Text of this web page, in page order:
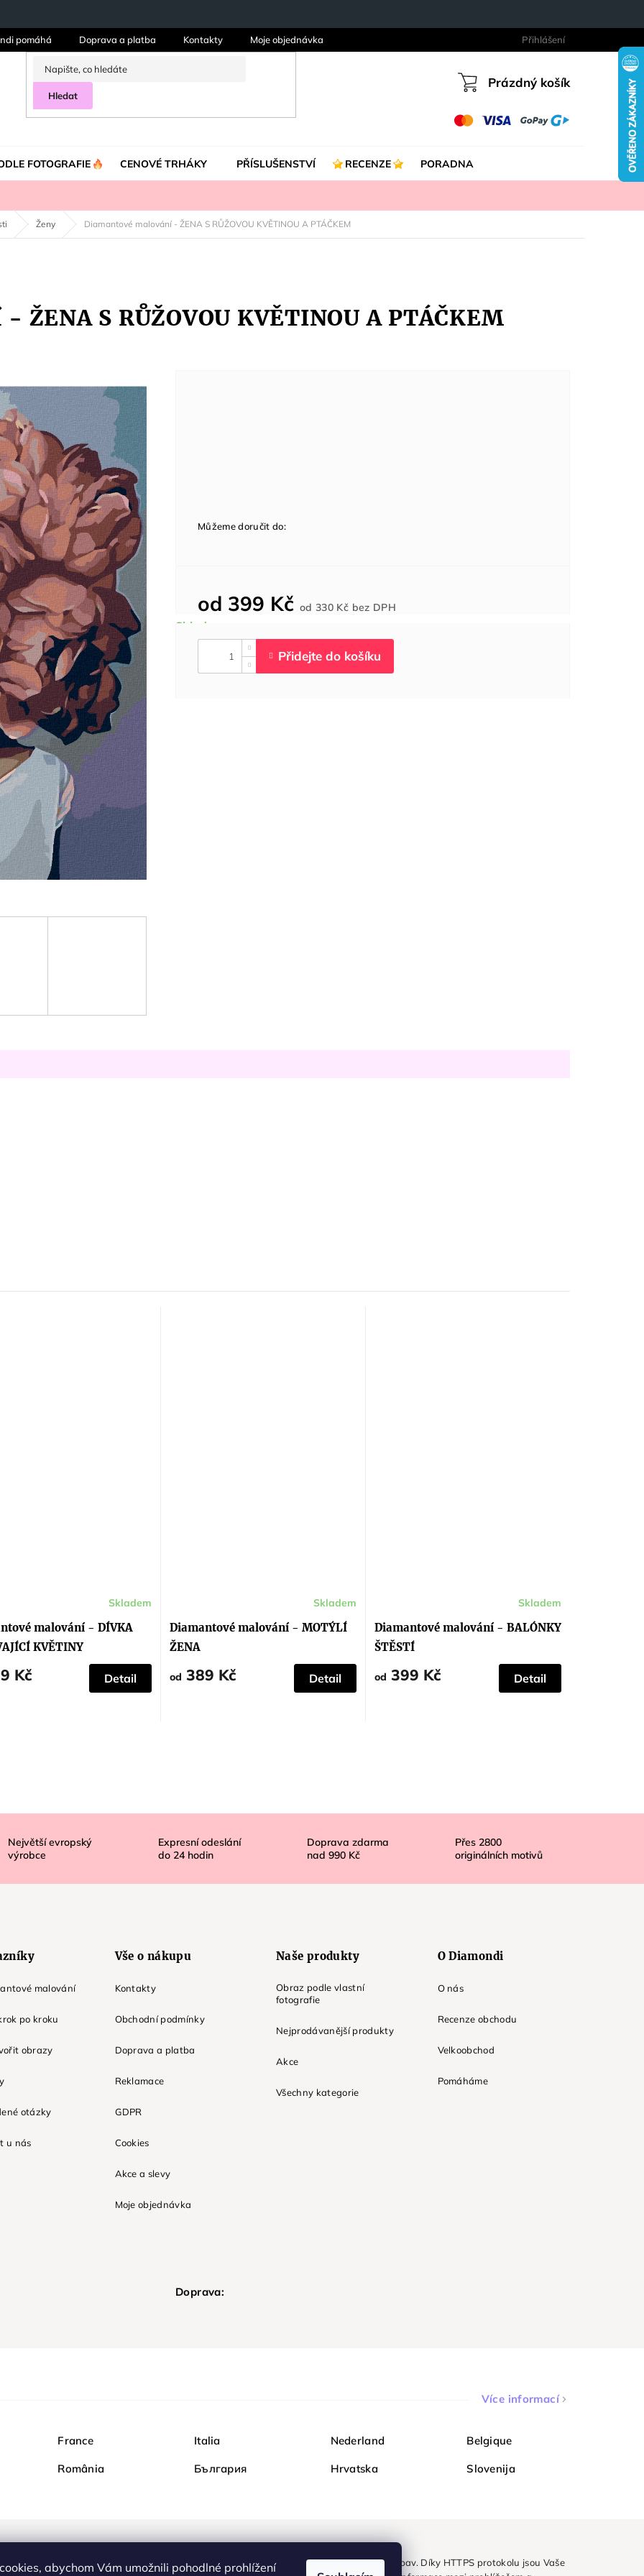
abychom Vám umožnili pohodlné prohlížení
pomáhá Doprava a platba Kontakty Moje objednávka Přihlášení
Hledat
Nákupní
Prázdný košík
FOTOGRAFIE CENOVÉ TRHÁKY PŘÍSLUŠENSTVÍ RECENZE PORADNA
Ženy Diamantové malování - ŽENA S RŮŽOVOU KVĚTINOU A PTÁČKEM
S RŮŽOVOU KVĚTINOU A PTÁČKEM
od 399 Kč od330 Kč bez DPHcena:
Můžeme doručit do:
malování - DÍVKA
KVĚTINY
Skladem
Kč Detail
Diamantové malování - MOTÝLÍ
ŽENA
produktu
je
5,0
z
hvězdiček.
Skladem
od 389 Kč Detail
Diamantové malování - BALÓNKY
ŠTĚSTÍ
Skladem
od 399 Kč Detail
Největší evropský
výrobce
Expresní odeslání
do 24hodin
Doprava zdarma
nad 990 Kč
Přes 2800
originálních motivů
malování
po kroku
obrazy
otázky
u nás
Vše o nákupu
Kontakty
Obchodní podmínky
Doprava a platba
Reklamace
GDPR
Cookies
Akce a slevy
Moje objednávka
Naše produkty
Obraz podle vlastní
fotografie
Nejprodávanější produkty
Akce
Všechny kategorie
O Diamondi
O nás
Recenze obchodu
Velkoobchod
Pomáháme
Doprava:
Více informací
France Italia Nederland Belgique
România България Hrvatska Slovenija
Nakupujte na Diamondi bezpečně a bez obav. Díky HTTPS protokolu jsou Vaše